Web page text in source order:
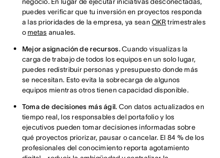
puedes verificar que tu inversión en proyectos responda
a las prioridades de la empresa, ya seanOKR trimestrales
ometas anuales.
Mejor asignación de recursos.Cuando visualizas la
carga de trabajo de todos los equipos en un solo lugar,
puedes redistribuir personas y presupuesto donde más
se necesitan. Esto evita la sobrecarga de algunos
equipos mientras otros tienen capacidad disponible.
Toma de decisiones más ágil. Con datos actualizados en
tiempo real, los responsables del portafolio y los
ejecutivos pueden tomar decisiones informadas sobre
qué proyectos priorizar, pausar o cancelar. El 84 % de los
profesionales del conocimiento reporta agotamiento